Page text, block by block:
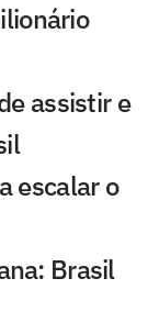
assistir e
escalar o
Brasil